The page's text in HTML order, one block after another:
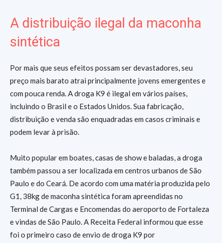
A distribuição ilegal da maconha
sintética
Por mais que seus efeitos possam ser devastadores, seu
preço mais barato atrai principalmente jovens emergentes e
com pouca renda. A droga K9 é ilegal em vários países,
incluindo o Brasil e o Estados Unidos. Sua fabricação,
distribuição e venda são enquadradas em casos criminais e
podem levar à prisão.
Muito popular em boates, casas de show e baladas, a droga
também passou a ser localizada em centros urbanos de São
Paulo e do Ceará. De acordo com uma matéria produzida pelo
G1, 38kg de maconha sintética foram apreendidas no
Terminal de Cargas e Encomendas do aeroporto de Fortaleza
e vindas de São Paulo. A Receita Federal informou que esse
foi o primeiro caso de envio de droga K9 por